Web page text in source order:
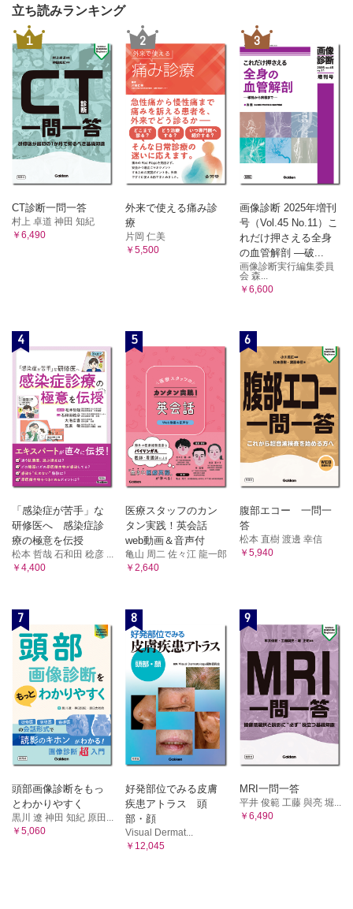
立ち読みランキング
1
CT診断一問一答
村上 卓道 神田 知紀
￥6,490
2
外来で使える痛み診
療
片岡 仁美
￥5,500
3
画像診断 2025年増刊
号（Vol.45 No.11）こ
れだけ押さえる全身
の血管解剖 ―破...
画像診断実行編集委員
会 森...
￥6,600
4
「感染症が苦手」な
研修医へ 感染症診
療の極意を伝授
松本 哲哉 石和田 稔彦 ...
￥4,400
5
医療スタッフのカン
タン実践！英会話
web動画＆音声付
亀山 周二 佐々江 龍一郎
￥2,640
6
腹部エコー 一問一
答
松本 直樹 渡邊 幸信
￥5,940
7
頭部画像診断をもっ
とわかりやすく
黒川 遼 神田 知紀 原田...
￥5,060
8
好発部位でみる皮膚
疾患アトラス 頭
部・顔
Visual Dermat...
￥12,045
9
MRI一問一答
平井 俊範 工藤 與亮 堀...
￥6,490